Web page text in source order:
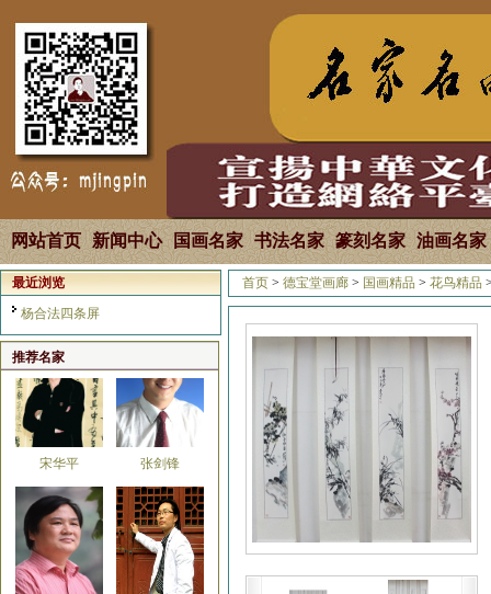
网站首页 新闻中心 国画名家 书法名家 篆刻名家 油画名家
最近浏览
杨合法四条屏
推荐名家
马国强 焦全才
张良
宋华平 张剑锋
首页 > 德宝堂画廊 > 国画精品 > 花鸟精品